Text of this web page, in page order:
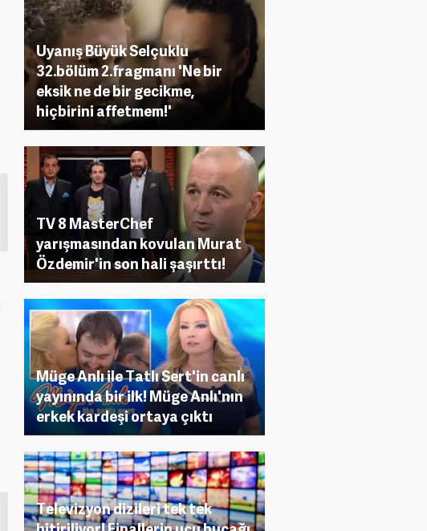
Uyanış Büyük Selçuklu
32.bölüm 2.fragmanı 'Ne bir
eksik ne de bir gecikme,
hiçbirini affetmem!'
TV 8 MasterChef
yarışmasından kovulan Murat
Özdemir'in son hali şaşırttı!
Müge Anlı ile Tatlı Sert'in canlı
yayınında bir ilk! Müge Anlı'nın
erkek kardeşi ortaya çıktı
Televizyon dizileri tek tek